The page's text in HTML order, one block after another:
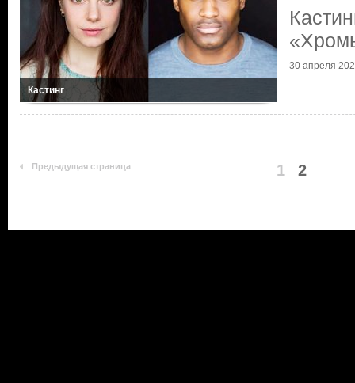
Кастинг
30 апреля
Предыдущая страница 1 2